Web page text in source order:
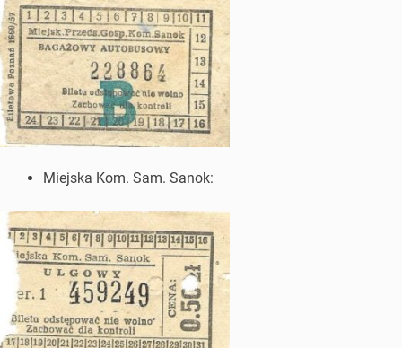
Miejska Kom. Sam. Sanok: